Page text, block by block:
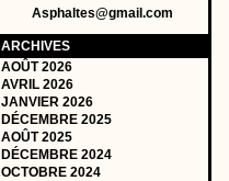
Asphaltes@gmail.com
ARCHIVES
AOÛT 2026
AVRIL 2026
JANVIER 2026
DÉCEMBRE 2025
AOÛT 2025
DÉCEMBRE 2024
OCTOBRE 2024